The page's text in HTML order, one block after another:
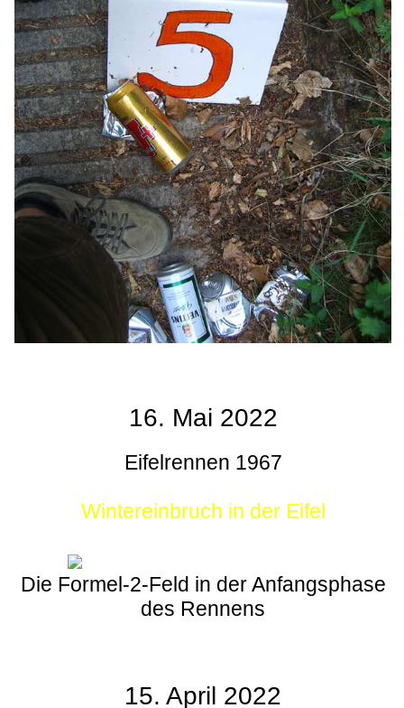
16. Mai 2022
Eifelrennen 1967
Wintereinbruch in der Eifel
Die Formel-2-Feld in der Anfangsphase
des Rennens
15. April 2022